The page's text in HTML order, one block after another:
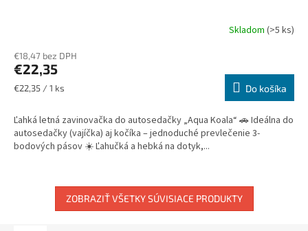
Skladom (>5 ks)
€18,47 bez DPH
€22,35
Jednotková
€22,35 / 1 ks Do košíka
Ľahká letná zavinovačka do autosedačky „Aqua Koala“ 🚗 Ideálna do
autosedačky (vajíčka) aj kočíka – jednoduché prevlečenie 3-
bodových pásov ☀️ Ľahučká a hebká na dotyk,...
ZOBRAZIŤ VŠETKY SÚVISIACE PRODUKTY